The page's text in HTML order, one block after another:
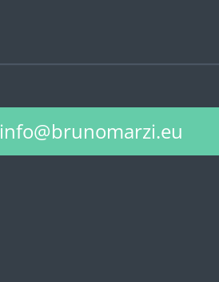
info@brunomarzi.eu